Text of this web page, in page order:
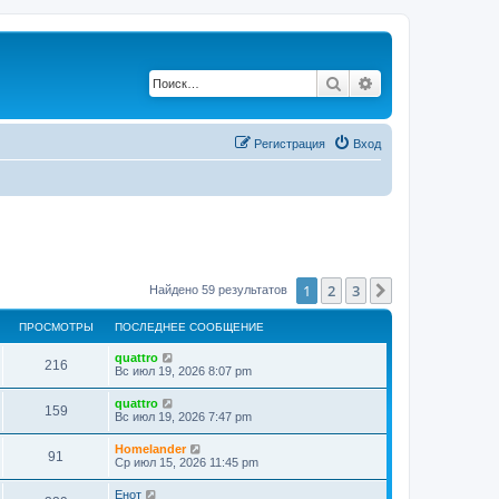
Поиск
Вход
Регистрация
Найдено 59 результатов 1 2 3
ПРОСМОТРЫ ПОСЛЕДНЕЕ СООБЩЕНИЕ
216
quattro
Вс июл 19, 2026 8:07 pm
159
quattro
Вс июл 19, 2026 7:47 pm
91
Homelander
Ср июл 15, 2026 11:45 pm
Енот